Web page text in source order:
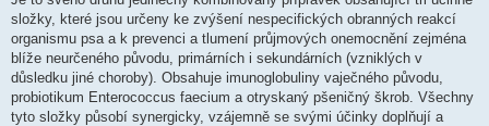
í
s
ě
v
e
k
složky, které jsou určeny ke zvýšení nespecifických obranných reakcí
organismu psa a k prevenci a tlumení průjmových onemocnění zejména
blíže neurčeného původu, primárních i sekundárních (vzniklých v
důsledku jiné choroby). Obsahuje imunoglobuliny vaječného původu,
probiotikum Enterococcus faecium a otryskaný pšeničný škrob. Všechny
tyto složky působí synergicky, vzájemně se svými účinky doplňují a